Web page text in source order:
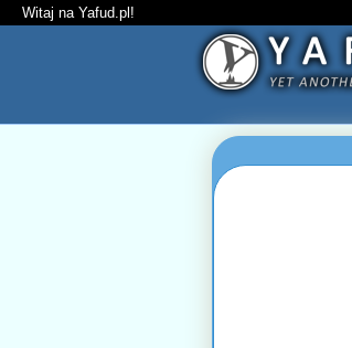
Witaj na Yafud.pl!